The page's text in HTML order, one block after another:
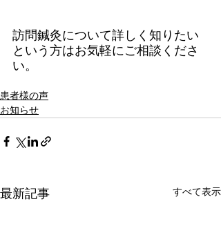
訪問鍼灸について詳しく知りたい
という方はお気軽にご相談くださ
い。
患者様の声
お知らせ
最新記事 すべて表示